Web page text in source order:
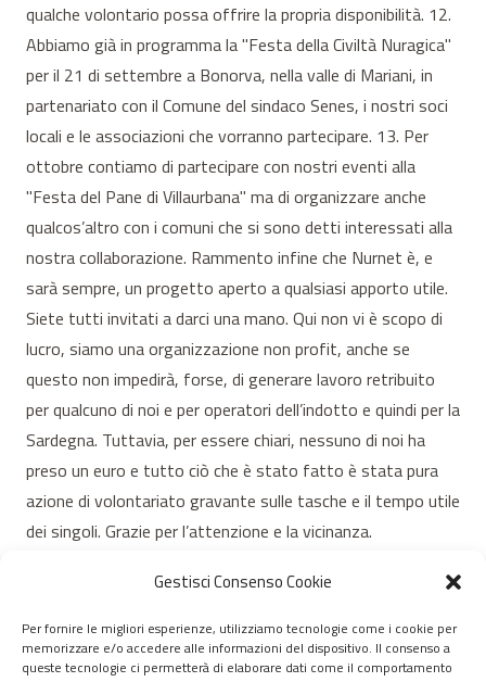
Gestisci Consenso Cookie
Per fornire le migliori esperienze, utilizziamo tecnologie come i cookie per
memorizzare e/o accedere alle informazioni del dispositivo. Il consenso a
queste tecnologie ci permetterà di elaborare dati come il comportamento
qualche volontario possa offrire la propria disponibilità. 12.
Abbiamo già in programma la "Festa della Civiltà Nuragica"
per il 21 di settembre a Bonorva, nella valle di Mariani, in
partenariato con il Comune del sindaco Senes, i nostri soci
locali e le associazioni che vorranno partecipare. 13. Per
ottobre contiamo di partecipare con nostri eventi alla
"Festa del Pane di Villaurbana" ma di organizzare anche
qualcos’altro con i comuni che si sono detti interessati alla
nostra collaborazione. Rammento infine che Nurnet è, e
sarà sempre, un progetto aperto a qualsiasi apporto utile.
Siete tutti invitati a darci una mano. Qui non vi è scopo di
lucro, siamo una organizzazione non profit, anche se
questo non impedirà, forse, di generare lavoro retribuito
per qualcuno di noi e per operatori dell’indotto e quindi per la
Sardegna. Tuttavia, per essere chiari, nessuno di noi ha
preso un euro e tutto ciò che è stato fatto è stata pura
azione di volontariato gravante sulle tasche e il tempo utile
dei singoli. Grazie per l’attenzione e la vicinanza.
© 2020 – 2026 Nurnet – La rete dei Nuraghi – webdesign: